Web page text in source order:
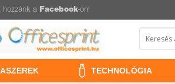
hozzánk a Facebook-on!
TECHNOLÓGIA